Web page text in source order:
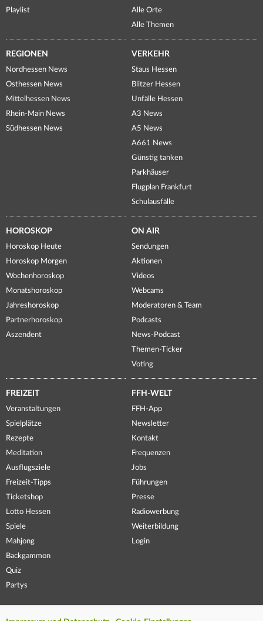
Playlist
Alle Orte
Alle Themen
REGIONEN
Nordhessen News
Osthessen News
Mittelhessen News
Rhein-Main News
Südhessen News
VERKEHR
Staus Hessen
Blitzer Hessen
Unfälle Hessen
A3 News
A5 News
A661 News
Günstig tanken
Parkhäuser
Flugplan Frankfurt
Schulausfälle
HOROSKOP
Horoskop Heute
Horoskop Morgen
Wochenhoroskop
Monatshoroskop
Jahreshoroskop
Partnerhoroskop
Aszendent
ON AIR
Sendungen
Aktionen
Videos
Webcams
Moderatoren & Team
Podcasts
News-Podcast
Themen-Ticker
Voting
FREIZEIT
Veranstaltungen
Spielplätze
Rezepte
Meditation
Ausflugsziele
Freizeit-Tipps
Ticketshop
Lotto Hessen
Spiele
Mahjong
Backgammon
Quiz
Partys
FFH-WELT
FFH-App
Newsletter
Kontakt
Frequenzen
Jobs
Führungen
Presse
Radiowerbung
Weiterbildung
Login